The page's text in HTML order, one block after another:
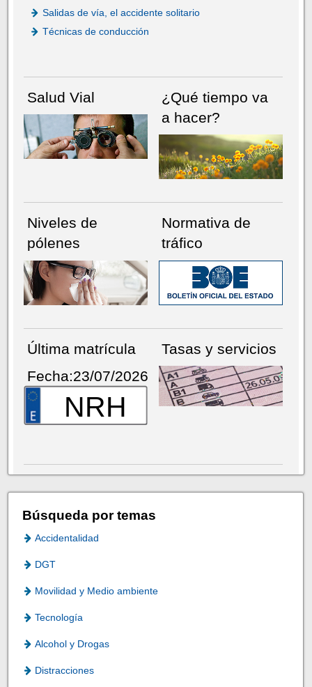
Salidas de vía, el accidente solitario
Técnicas de conducción
Salud Vial
¿Qué tiempo va
a hacer?
Niveles de
pólenes
Normativa de
tráfico
Última matrícula
Fecha:23/07/2026
NRH
Tasas y servicios
Búsqueda por temas
Accidentalidad
DGT
Movilidad y Medio ambiente
Tecnología
Alcohol y Drogas
Distracciones